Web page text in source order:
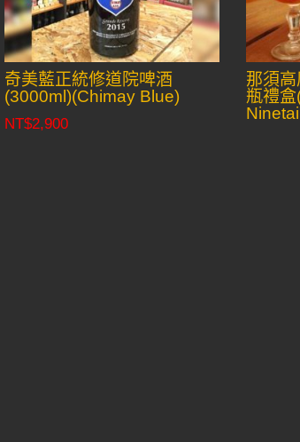
奇美藍正統修道院啤酒
(3000ml)(Chimay Blue)
NT$2,900
那須
瓶禮